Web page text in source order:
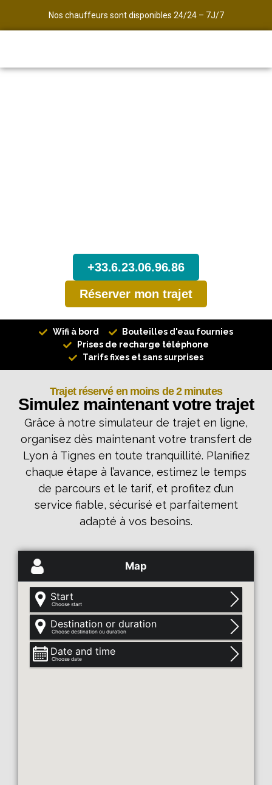
Nos chauffeurs sont disponibles 24/24 – 7J/7
+33.6.23.06.96.86
Réserver mon trajet
Wifi à bord
Bouteilles d'eau fournies
Prises de recharge téléphone
Tarifs fixes et sans surprises
Trajet réservé en moins de 2 minutes
Simulez maintenant votre trajet
Grâce à notre simulateur de trajet en ligne,
organisez dès maintenant votre transfert de
Lyon à Tignes en toute tranquillité. Planifiez
chaque étape à l’avance, estimez le temps
de parcours et le tarif, et profitez d’un
service fiable, sécurisé et parfaitement
adapté à vos besoins.